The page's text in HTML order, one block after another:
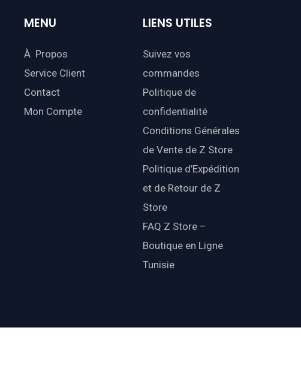
MENU
À Propos
Service Client
Contact
Mon Compte
LIENS UTILES
Suivez vos
commandes
Politique de
confidentialité
Conditions Générales
de Vente de Z Store
Politique d’Expédition
et de Retour de Z
Store
FAQ Z Store –
Boutique en Ligne
Tunisie